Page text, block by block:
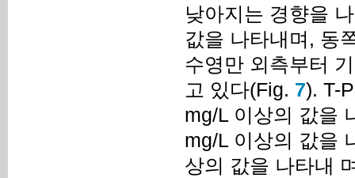
낮아지는 경향을
값을 나타내며, 동
수영만 외측부터
고 있다(Fig. 7). T-
mg/L 이상의 값을
mg/L 이상의 값을
상의 값을 나타내